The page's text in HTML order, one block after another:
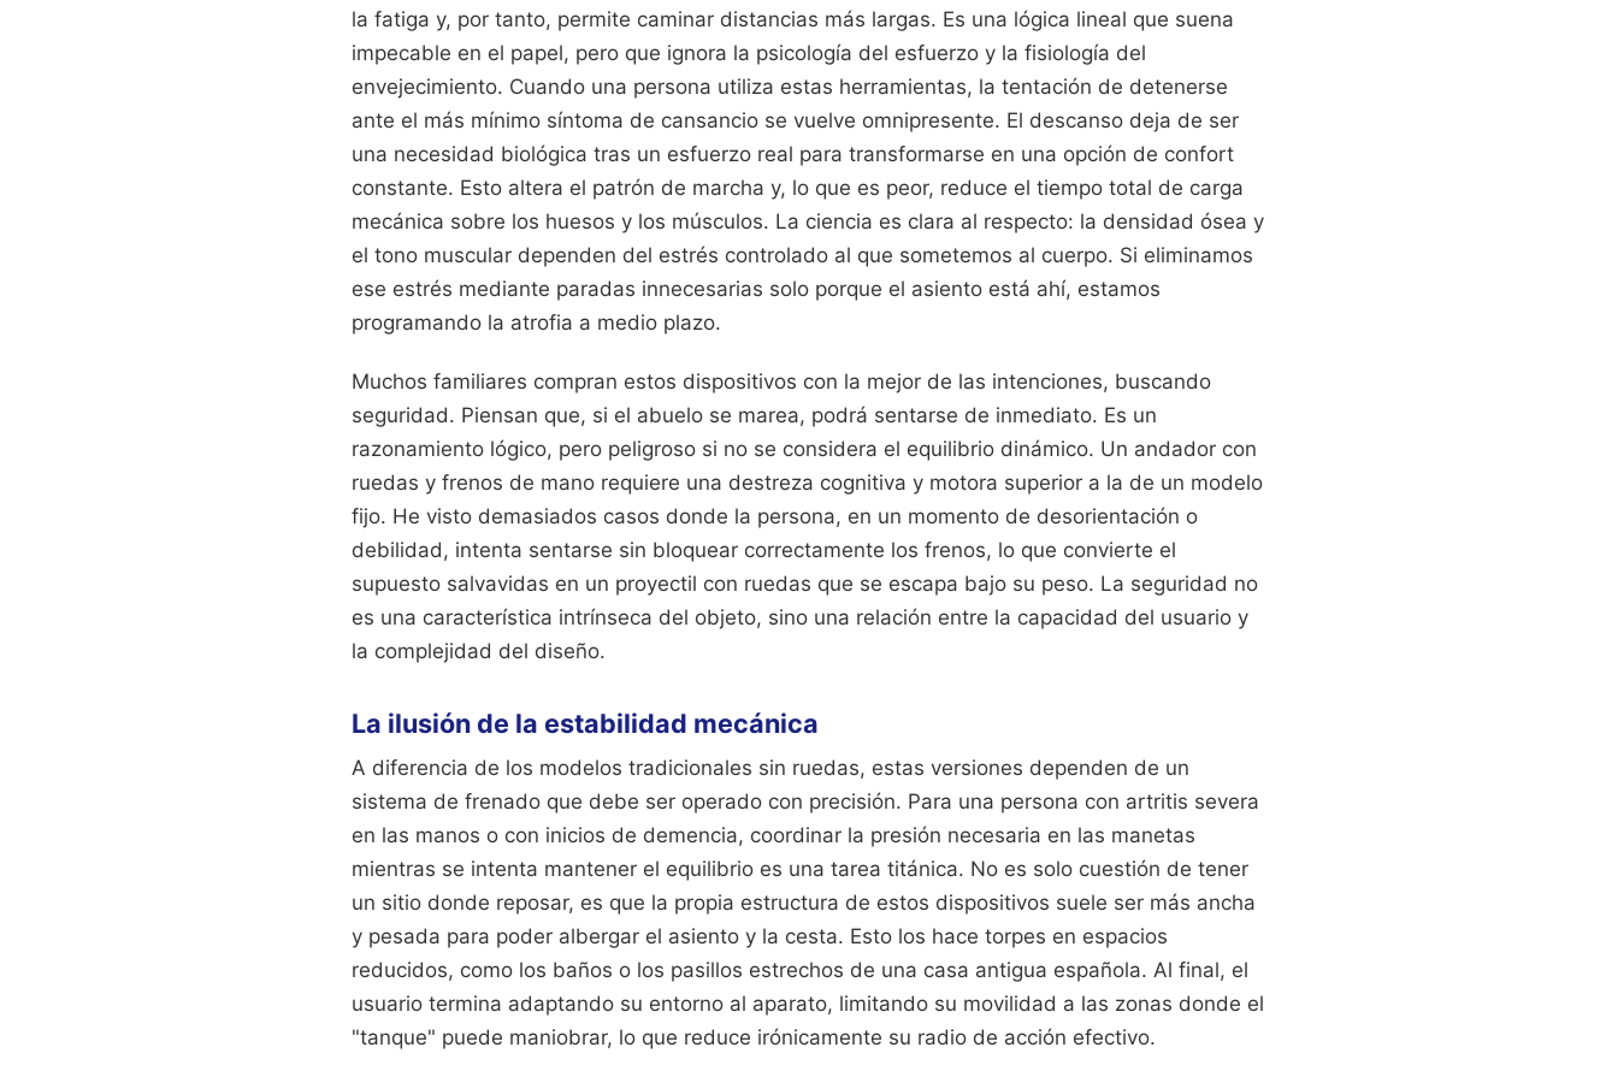
la fatiga y, por tanto, permite caminar distancias más largas. Es una lógica lineal que suena
impecable en el papel, pero que ignora la psicología del esfuerzo y la fisiología del
envejecimiento. Cuando una persona utiliza estas herramientas, la tentación de detenerse
ante el más mínimo síntoma de cansancio se vuelve omnipresente. El descanso deja de ser
una necesidad biológica tras un esfuerzo real para transformarse en una opción de confort
constante. Esto altera el patrón de marcha y, lo que es peor, reduce el tiempo total de carga
mecánica sobre los huesos y los músculos. La ciencia es clara al respecto: la densidad ósea y
el tono muscular dependen del estrés controlado al que sometemos al cuerpo. Si eliminamos
ese estrés mediante paradas innecesarias solo porque el asiento está ahí, estamos
programando la atrofia a medio plazo.
Muchos familiares compran estos dispositivos con la mejor de las intenciones, buscando
seguridad. Piensan que, si el abuelo se marea, podrá sentarse de inmediato. Es un
razonamiento lógico, pero peligroso si no se considera el equilibrio dinámico. Un andador con
ruedas y frenos de mano requiere una destreza cognitiva y motora superior a la de un modelo
fijo. He visto demasiados casos donde la persona, en un momento de desorientación o
debilidad, intenta sentarse sin bloquear correctamente los frenos, lo que convierte el
supuesto salvavidas en un proyectil con ruedas que se escapa bajo su peso. La seguridad no
es una característica intrínseca del objeto, sino una relación entre la capacidad del usuario y
la complejidad del diseño.
La ilusión de la estabilidad mecánica
A diferencia de los modelos tradicionales sin ruedas, estas versiones dependen de un
sistema de frenado que debe ser operado con precisión. Para una persona con artritis severa
en las manos o con inicios de demencia, coordinar la presión necesaria en las manetas
mientras se intenta mantener el equilibrio es una tarea titánica. No es solo cuestión de tener
un sitio donde reposar, es que la propia estructura de estos dispositivos suele ser más ancha
y pesada para poder albergar el asiento y la cesta. Esto los hace torpes en espacios
reducidos, como los baños o los pasillos estrechos de una casa antigua española. Al final, el
usuario termina adaptando su entorno al aparato, limitando su movilidad a las zonas donde el
"tanque" puede maniobrar, lo que reduce irónicamente su radio de acción efectivo.